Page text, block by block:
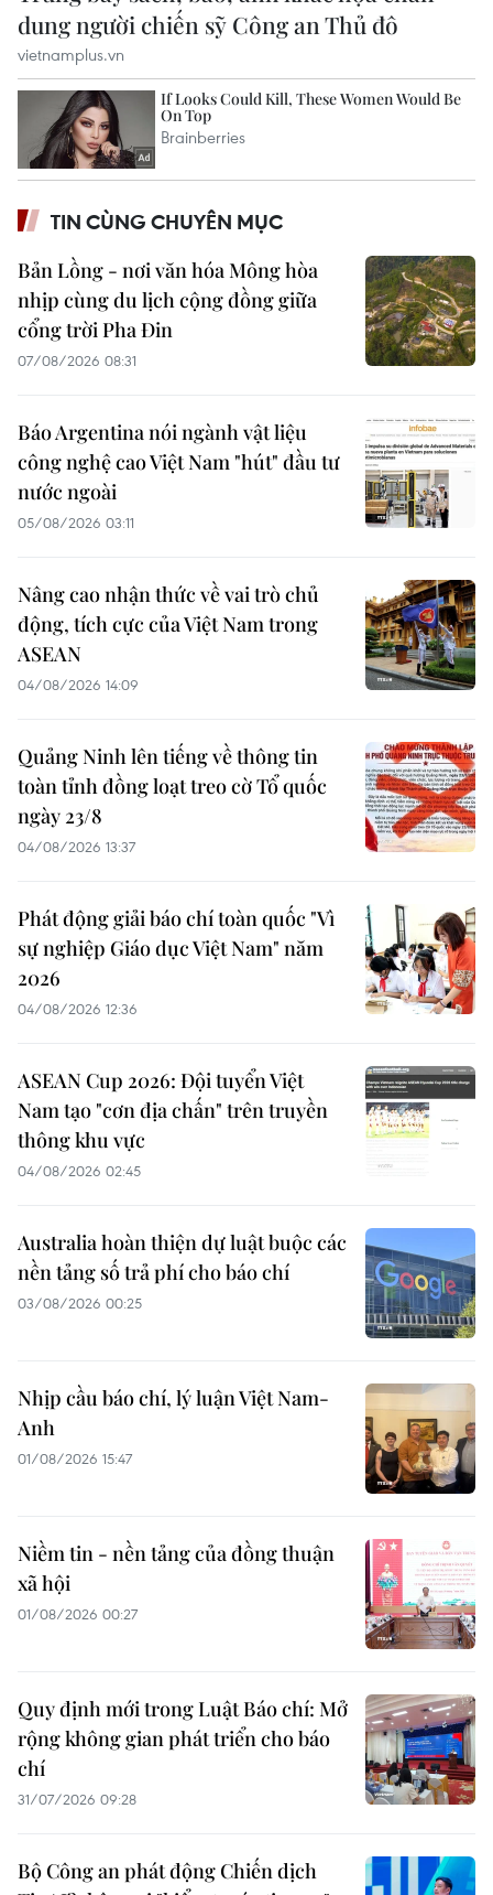
TIN CÙNG CHUYÊN MỤC
Bản Lồng - nơi văn hóa Mông hòa
nhịp cùng du lịch cộng đồng giữa
cổng trời Pha Đin
07/08/2026 08:31
Báo Argentina nói ngành vật liệu
công nghệ cao Việt Nam "hút" đầu tư
nước ngoài
05/08/2026 03:11
Nâng cao nhận thức về vai trò chủ
động, tích cực của Việt Nam trong
ASEAN
04/08/2026 14:09
Quảng Ninh lên tiếng về thông tin
toàn tỉnh đồng loạt treo cờ Tổ quốc
ngày 23/8
04/08/2026 13:37
Phát động giải báo chí toàn quốc "Vì
sự nghiệp Giáo dục Việt Nam" năm
2026
04/08/2026 12:36
ASEAN Cup 2026: Đội tuyển Việt
Nam tạo "cơn địa chấn" trên truyền
thông khu vực
04/08/2026 02:45
Australia hoàn thiện dự luật buộc các
nền tảng số trả phí cho báo chí
03/08/2026 00:25
Nhịp cầu báo chí, lý luận Việt Nam-
Anh
01/08/2026 15:47
Niềm tin - nền tảng của đồng thuận
xã hội
01/08/2026 00:27
Quy định mới trong Luật Báo chí: Mở
rộng không gian phát triển cho báo
chí
31/07/2026 09:28
Bộ Công an phát động Chiến dịch